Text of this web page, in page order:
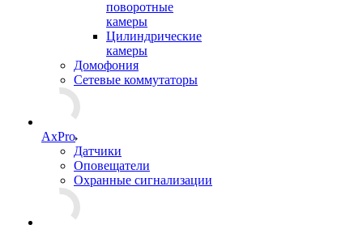
поворотные
камеры
Цилиндрические
камеры
Домофония
Сетевые коммутаторы
AxPro
Датчики
Оповещатели
Охранные сигнализации